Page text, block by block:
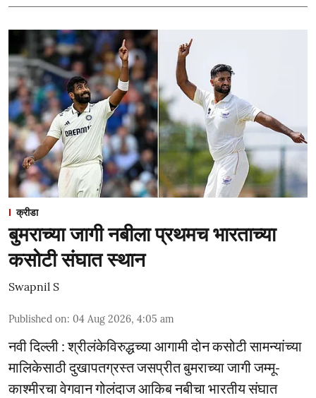
क्रीडा
बुमराच्या जागी नबीला प्रथमच भारताच्या
कसोटी संघात स्थान
Swapnil S
Published on: 04 Aug 2026, 4:05 am
नवी दिल्ली : श्रीलंकेविरुद्धच्या आगामी दोन कसोटी सामन्यांच्या
मालिकेसाठी दुखापतग्रस्त जसप्रीत बुमराच्या जागी जम्मू-
काश्मीरचा वेगवान गोलंदाज आकिब नबीचा भारतीय संघात